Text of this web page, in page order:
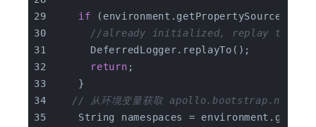
if
//already initialized, replay the
      DeferredLogger.replayTo();
return ;
    }
// 从环境变量获取
String namespaces =